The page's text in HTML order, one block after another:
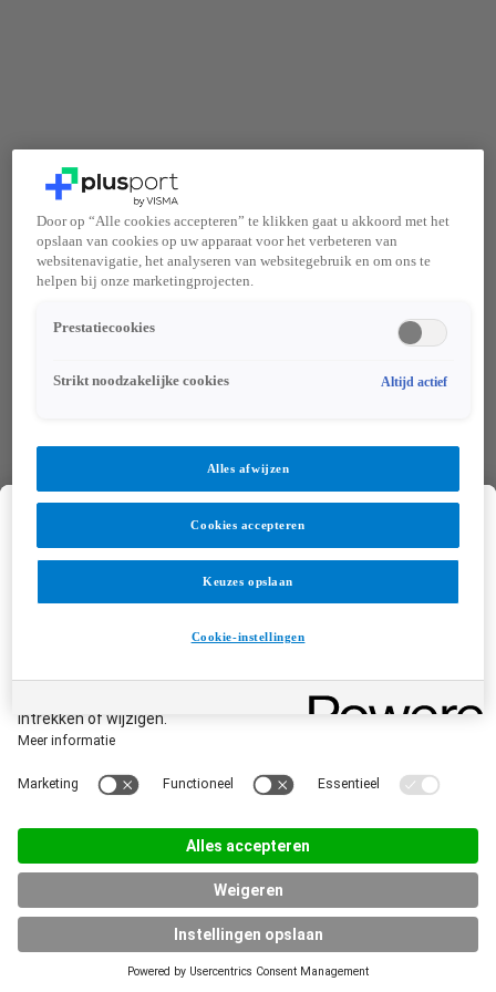
Door op “Alle cookies accepteren” te klikken gaat u akkoord met het
opslaan van cookies op uw apparaat voor het verbeteren van
websitenavigatie, het analyseren van websitegebruik en om ons te
helpen bij onze marketingprojecten.
Prestatiecookies
Strikt noodzakelijke cookies Altijd actief
Alles afwijzen
Cookies accepteren
Keuzes opslaan
Cookie-instellingen